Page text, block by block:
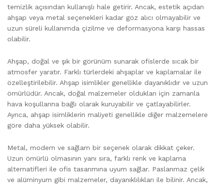
temizlik açısından kullanışlı hale getirir. Ancak, estetik açıdan
ahşap veya metal seçenekleri kadar göz alıcı olmayabilir ve
uzun süreli kullanımda çizilme ve deformasyona karşı hassas
olabilir.
Ahşap, doğal ve şık bir görünüm sunarak ofislerde sıcak bir
atmosfer yaratır. Farklı türlerdeki ahşaplar ve kaplamalar ile
özelleştirilebilir. Ahşap isimlikler genellikle dayanıklıdır ve uzun
ömürlüdür. Ancak, doğal malzemeler oldukları için zamanla
hava koşullarına bağlı olarak kuruyabilir ve çatlayabilirler.
Ayrıca, ahşap isimliklerin maliyeti genellikle diğer malzemelere
göre daha yüksek olabilir.
Metal, modern ve sağlam bir seçenek olarak dikkat çeker.
Uzun ömürlü olmasının yanı sıra, farklı renk ve kaplama
alternatifleri ile ofis tasarımına uyum sağlar. Paslanmaz çelik
ve alüminyum gibi malzemeler, dayanıklılıkları ile bilinir. Ancak,